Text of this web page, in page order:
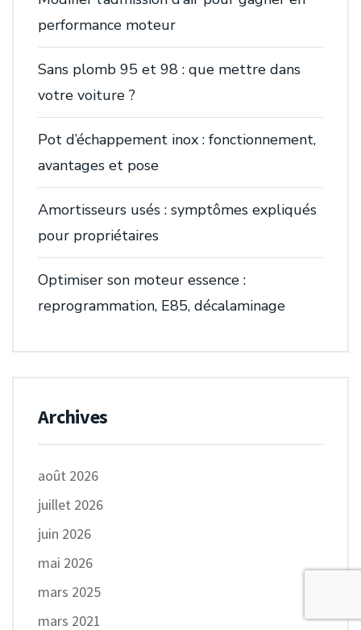
performance moteur
Sans plomb 95 et 98 : que mettre dans
votre voiture ?
Pot d’échappement inox : fonctionnement,
avantages et pose
Amortisseurs usés : symptômes expliqués
pour propriétaires
Optimiser son moteur essence :
reprogrammation, E85, décalaminage
Archives
août 2026
juillet 2026
juin 2026
mai 2026
mars 2025
mars 2021